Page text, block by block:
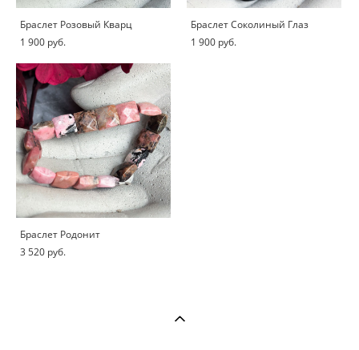
Браслет Розовый Кварц
1 900 pуб.
Браслет Соколиный Глаз
1 900 pуб.
Браслет Родонит
3 520 pуб.